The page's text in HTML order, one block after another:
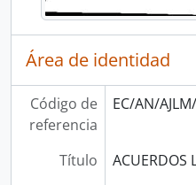
Área de identidad
Código de
referencia
EC/AN/
Título
ACUERDOS